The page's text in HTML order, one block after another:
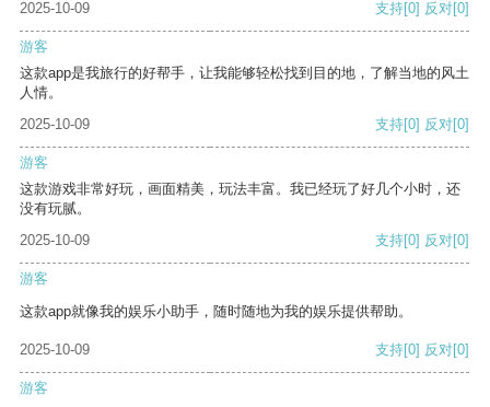
2025-10-09
支持[0] 反对[0]
游客
这款app是我旅行的好帮手，让我能够轻松找到目的地，了解当地的风土
人情。
2025-10-09
支持[0] 反对[0]
游客
这款游戏非常好玩，画面精美，玩法丰富。我已经玩了好几个小时，还
没有玩腻。
2025-10-09
支持[0] 反对[0]
游客
这款app就像我的娱乐小助手，随时随地为我的娱乐提供帮助。
2025-10-09 支持[0] 反对[0]
游客